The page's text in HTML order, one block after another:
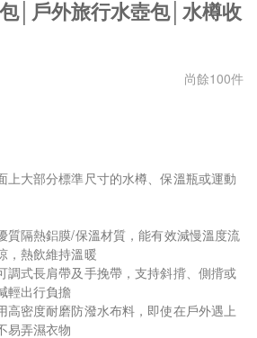
│戶外旅行水壺包│水樽收
尚餘100件
上大部分標準尺寸的水樽、保溫瓶或運動
質隔熱鋁膜/保溫材質，能有效減慢溫度流
，熱飲維持溫暖
調式長肩帶及手挽帶，支持斜揹、側揹或
輕出行負擔
高密度耐磨防潑水布料，即使在戶外遇上
易弄濕衣物